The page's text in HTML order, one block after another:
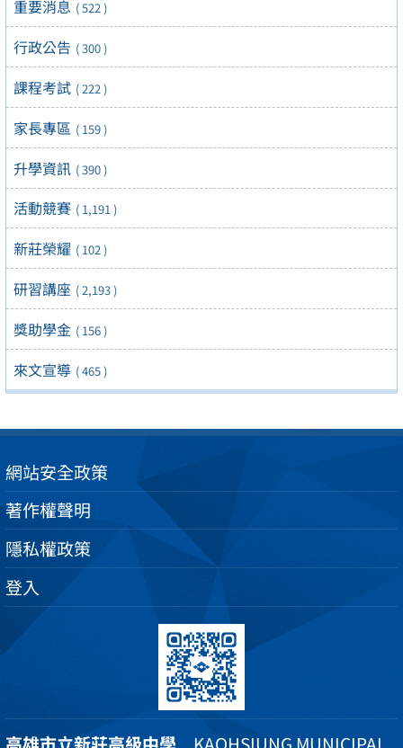
重要消息 ( 522 )
行政公告 ( 300 )
課程考試 ( 222 )
家長專區 ( 159 )
升學資訊 ( 390 )
活動競賽 ( 1,191 )
新莊榮耀 ( 102 )
研習講座 ( 2,193 )
獎助學金 ( 156 )
來文宣導 ( 465 )
網站安全政策
著作權聲明
隱私權政策
登入